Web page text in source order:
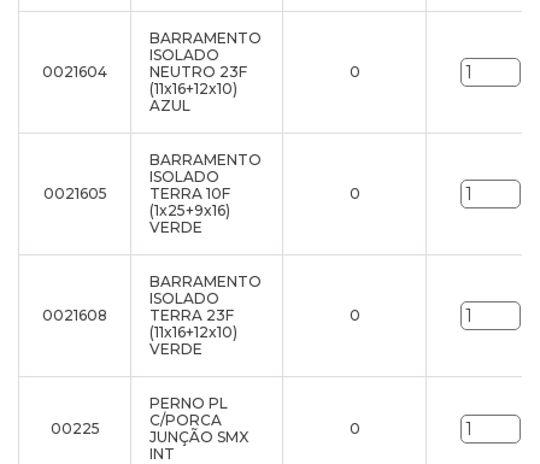
0021604
BARRAMENTO
ISOLADO
NEUTRO 23F
(11x16+12x10)
AZUL
0
0021605
BARRAMENTO
ISOLADO
TERRA 10F
(1x25+9x16)
VERDE
0
0021608
BARRAMENTO
ISOLADO
TERRA 23F
(11x16+12x10)
VERDE
0
00225
PERNO PL
C/PORCA
JUNÇÃO SMX
INT
0